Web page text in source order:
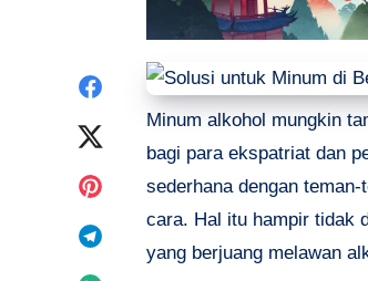
Share
Facebook
Twitter
Share
Minum alkohol mungkin
bagi para ekspatriat dan
sederhana dengan
cara. Hal itu hampir tidak
yang berjuang melawan